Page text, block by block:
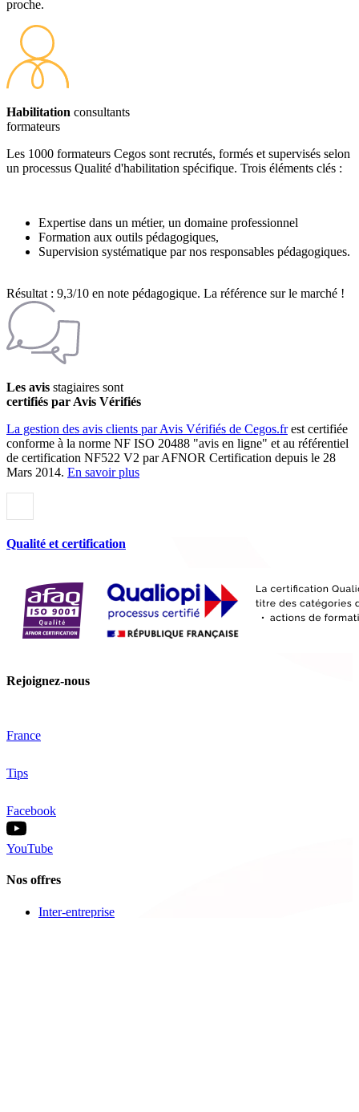
proche.
Habilitation consultants
formateurs
Les 1000 formateurs Cegos sont recrutés, formés et supervisés selon
un processus Qualité d'habilitation spécifique. Trois éléments clés :
Expertise dans un métier, un domaine professionnel
Formation aux outils pédagogiques,
Supervision systématique par nos responsables pédagogiques.
Résultat : 9,3/10 en note pédagogique. La référence sur le marché !
Les avis stagiaires sont
certifiés par Avis Vérifiés
La gestion des avis clients par Avis Vérifiés de Cegos.frest certifiée
conforme à la norme NF ISO 20488 "avis en ligne" et au référentiel
de certification NF522 V2 par AFNOR Certification depuis le 28
Mars 2014. En savoir plus
Qualité et certification
Rejoignez-nous
France
Tips
Facebook
YouTube
Nos offres
Inter-entreprise